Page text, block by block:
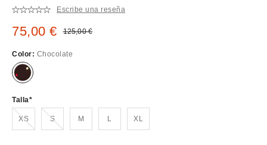
Escribe una reseña
Precio rebajado:
75,00 € Precio original:
125,00 €
Color: Chocolate
Talla
XS¡Agotado!
S¡Agotado!
M L XL